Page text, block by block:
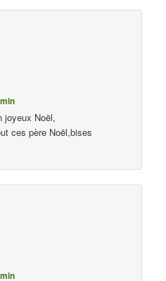
joyeux Noël,
ces père Noël,bises